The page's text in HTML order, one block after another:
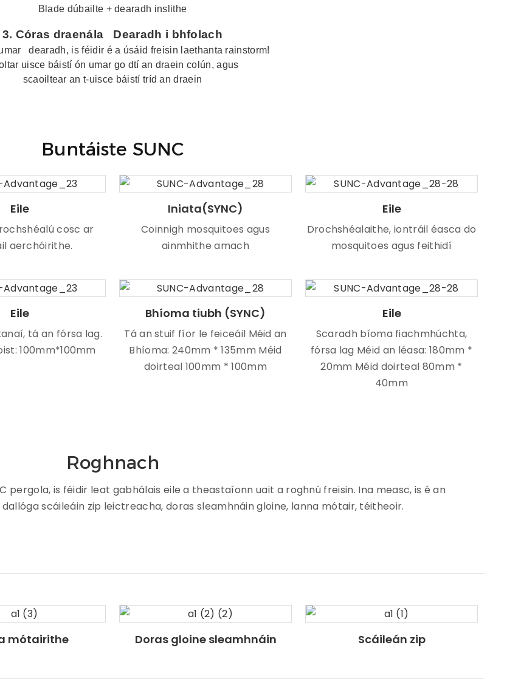
Blade dúbailte + dearadh inslithe
3. Córas draenála Dearadh i bhfolach
dearadh, is féidir é a úsáid freisin laethanta rainstorm!
uisce báistí ón umar go dtí an draein colún, agus
scaoiltear an t-uisce báistí tríd an draein
Buntáiste SUNC
Eile
cosc ​​ar
aerchóirithe.
Iniata(SYNC)
Coinnigh mosquitoes agus
ainmhithe amach
Eile
Drochshéalaithe, iontráil éasca do
mosquitoes agus feithidí
Eile
tá an fórsa lag.
100mm*100mm
Bhíoma tiubh (SYNC)
Tá an stuif fíor le feiceáil Méid an
Bhíoma: 240mm * 135mm Méid
doirteal 100mm * 100mm
Eile
Scaradh bíoma fiachmhúchta,
fórsa lag Méid an léasa: 180mm *
20mm Méid doirteal 80mm *
40mm
Roghnach
pergola, is féidir leat gabhálais eile a theastaíonn uait a roghnú freisin. Ina measc, is é an
scáileáin zip leictreacha, doras sleamhnáin gloine, lanna mótair, téitheoir.
mótairithe Doras gloine sleamhnáin Scáileán zip